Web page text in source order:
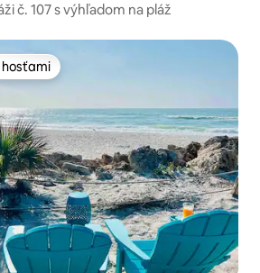
č. 107 s výhľadom na pláž
hosťami